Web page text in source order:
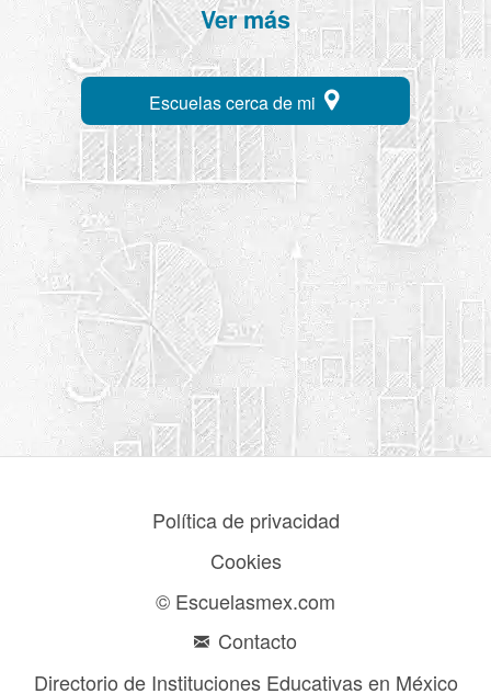
Ver más
Escuelas cerca de mi
Política de privacidad
Cookies
© Escuelasmex.com
Contacto
Directorio de Instituciones Educativas en México